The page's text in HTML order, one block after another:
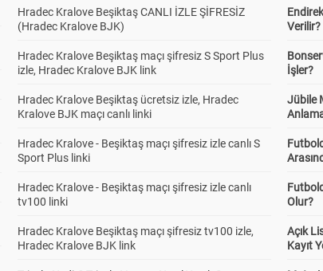
Hradec Kralove Beşiktaş CANLI İZLE ŞİFRESİZ
(Hradec Kralove BJK)
Hradec Kralove Beşiktaş maçı şifresiz S Sport Plus
izle, Hradec Kralove BJK link
Hradec Kralove Beşiktaş ücretsiz izle, Hradec
Kralove BJK maçı canlı linki
Hradec Kralove - Beşiktaş maçı şifresiz izle canlı S
Sport Plus linki
Hradec Kralove - Beşiktaş maçı şifresiz izle canlı
tv100 linki
Hradec Kralove Beşiktaş maçı şifresiz tv100 izle,
Hradec Kralove BJK link
Verilir?
İşler?
Jübile
Olur?
Açık
Kayıt